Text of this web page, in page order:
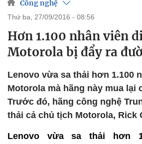
Công nghệ
thứ ba, 27/09/2016 - 08:56
Hơn 1.100 nhân viên
Motorola bị đẩy ra
Lenovo vừa sa thải hơn 1.100
Motorola mà hãng này mua lại
Trước đó, hãng công nghệ
thải cả chủ tịch Motorola, Rick
Lenovo vừa sa thải hơn